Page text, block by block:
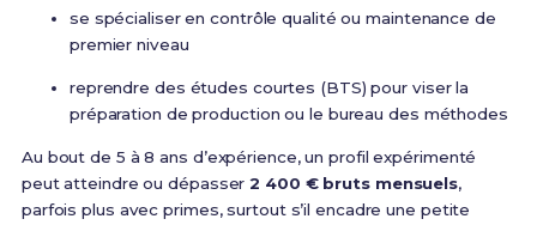
se spécialiser en contrôle qualité ou maintenance de
premier niveau
reprendre des études courtes (BTS) pour viser la
préparation de production ou le bureau des méthodes
Au bout de 5 à 8 ans d’expérience, un profil expérimenté
peut atteindre ou dépasser2 400 € bruts mensuels,
parfois plus avec primes, surtout s’il encadre une petite